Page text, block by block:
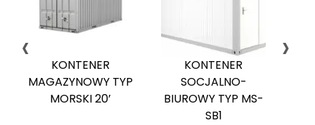
KONTENER
MAGAZYNOWY TYP
MORSKI 20’
KONTENER
SOCJALNO-
BIUROWY TYP MS-
SB1
‹ ›